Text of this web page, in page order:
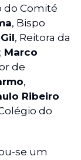
do Comité
, Bispo
, Reitora da
Marco
de
,
Ribeiro
do
se um